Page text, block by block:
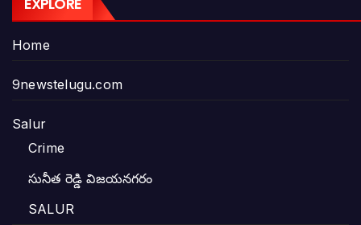
Home
9newstelugu.com
Salur
Crime
సునీత రెడ్డి విజయనగరం
SALUR